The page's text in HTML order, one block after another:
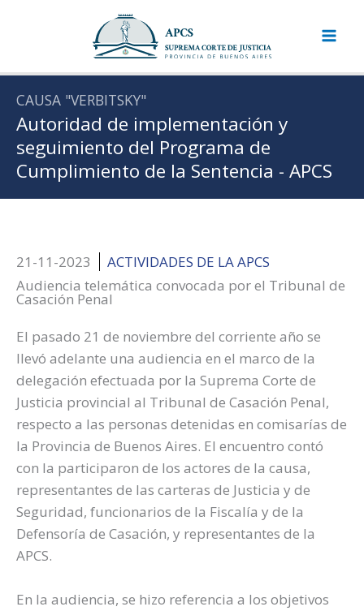
CAUSA "VERBITSKY"
Autoridad de implementación y
seguimiento del Programa de
Cumplimiento de la Sentencia - APCS
21-11-2023
ACTIVIDADES DE LA APCS
Audiencia telemática convocada por el Tribunal de
Casación Penal
El pasado 21 de noviembre del corriente año se
llevó adelante una audiencia en el marco de la
delegación efectuada por la Suprema Corte de
Justicia provincial al Tribunal de Casación Penal,
respecto a las personas detenidas en comisarías de
la Provincia de Buenos Aires. El encuentro contó
con la participaron de los actores de la causa,
representantes de las carteras de Justicia y de
Seguridad, funcionarios de la Fiscalía y de la
Defensoría de Casación, y representantes de la
APCS.
En la audiencia, se hizo referencia a los objetivos